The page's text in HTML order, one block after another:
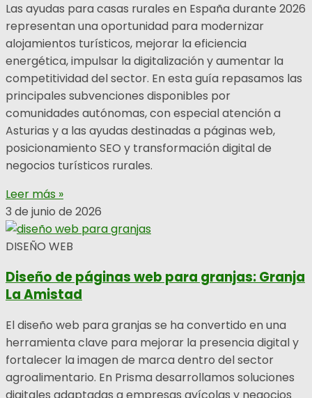
Las ayudas para casas rurales en España durante 2026
representan una oportunidad para modernizar
alojamientos turísticos, mejorar la eficiencia
energética, impulsar la digitalización y aumentar la
competitividad del sector. En esta guía repasamos las
principales subvenciones disponibles por
comunidades autónomas, con especial atención a
Asturias y a las ayudas destinadas a páginas web,
posicionamiento SEO y transformación digital de
negocios turísticos rurales.
Leer más »
3 de junio de 2026
DISEÑO WEB
Diseño de páginas web para granjas: Granja
La Amistad
El diseño web para granjas se ha convertido en una
herramienta clave para mejorar la presencia digital y
fortalecer la imagen de marca dentro del sector
agroalimentario. En Prisma desarrollamos soluciones
digitales adaptadas a empresas avícolas y negocios